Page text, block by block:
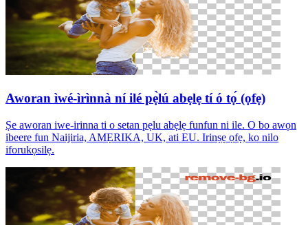
Aworan ìwé-ìrìnnà ní ilé pẹ̀lú abẹlẹ tí ó tọ́ (ọfẹ)
Ṣe aworan iwe-irinna ti o setan pẹlu abẹlẹ funfun ni ile. O bo awọn
ibeere fun Naijiria, AMẸRIKA, UK, ati EU. Irinṣẹ ọfẹ, ko nilo
iforukọsilẹ.